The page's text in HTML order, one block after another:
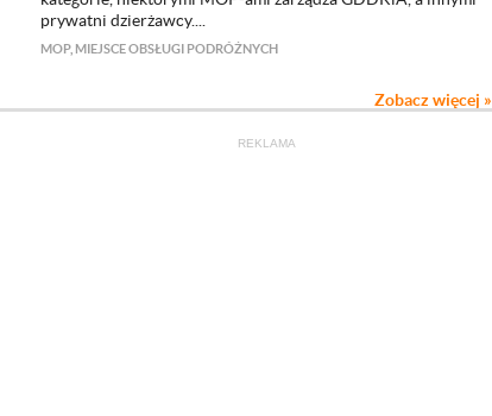
prywatni dzierżawcy....
MOP, MIEJSCE OBSŁUGI PODRÓŻNYCH
Zobacz więcej »
REKLAMA